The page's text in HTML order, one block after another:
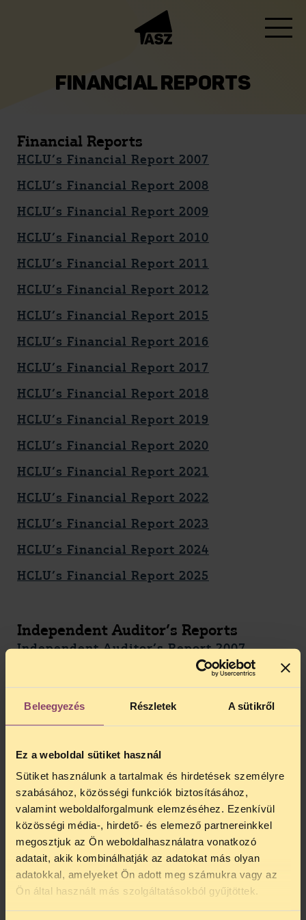
Beleegyezés Részletek A sütikről
Ez a weboldal sütiket használ
Sütiket használunk a tartalmak és hirdetések személyre
szabásához, közösségi funkciók biztosításához,
valamint weboldalforgalmunk elemzéséhez. Ezenkívül
közösségi média-, hirdető- és elemező partnereinkkel
megosztjuk az Ön weboldalhasználatra vonatkozó
adatait, akik kombinálhatják az adatokat más olyan
adatokkal, amelyeket Ön adott meg számukra vagy az
Ön által használt más szolgáltatásokból gyűjtöttek.
FINANCIAL REPORTS
Financial Reports
HCLU’s Financial Report 2007
HCLU’s Financial Report 2008
HCLU’s Financial Report 2009
HCLU’s Financial Report 2010
HCLU’s Financial Report 2011
HCLU’s Financial Report 2012
HCLU’s Financial Report 2015
HCLU’s Financial Report 2016
HCLU’s Financial Report 2017
HCLU’s Financial Report 2018
HCLU’s Financial Report 2019
HCLU’s Financial Report 2020
HCLU’s Financial Report 2021
HCLU’s Financial Report 2022
HCLU’s Financial Report 2023
HCLU’s Financial Report 2024
HCLU’s Financial Report 2025
Independent Auditor’s Reports
Independent Auditor’s Report 2007
Independent Auditor’s Report 2008
Independent Auditor’s Report 2009
Independent Auditor’s Report 2012
Independent Auditor’s Report 2015
Independent Auditor’s Report 2016
Independent Auditor’s Report 2017
Independent Auditor’s Report 2018
Independent Auditor’s Report 2019
Independent Auditor’s Report 2020
Independent Auditor’s Report 2021